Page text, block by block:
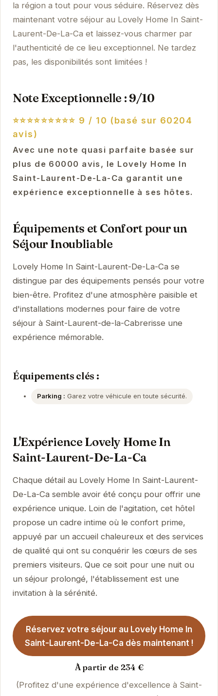
la région a tout pour vous séduire. Réservez dès
maintenant votre séjour au Lovely Home In Saint-
Laurent-De-La-Ca et laissez-vous charmer par
l'authenticité de ce lieu exceptionnel. Ne tardez
pas, les disponibilités sont limitées !
Note Exceptionnelle : 9/10
⭐⭐⭐⭐⭐⭐⭐⭐⭐ 9 / 10 (basé sur 60204
avis)
Avec une note quasi parfaite basée sur
plus de 60000 avis, le Lovely Home In
Saint-Laurent-De-La-Ca garantit une
expérience exceptionnelle à ses hôtes.
Équipements et Confort pour un
Séjour Inoubliable
Lovely Home In Saint-Laurent-De-La-Ca se
distingue par des équipements pensés pour votre
bien-être. Profitez d'une atmosphère paisible et
d'installations modernes pour faire de votre
séjour à Saint-Laurent-de-la-Cabrerisse une
expérience mémorable.
Équipements clés :
Parking : Garez votre véhicule en toute sécurité.
L'Expérience Lovely Home In
Saint-Laurent-De-La-Ca
Chaque détail au Lovely Home In Saint-Laurent-
De-La-Ca semble avoir été conçu pour offrir une
expérience unique. Loin de l'agitation, cet hôtel
propose un cadre intime où le confort prime,
appuyé par un accueil chaleureux et des services
de qualité qui ont su conquérir les cœurs de ses
premiers visiteurs. Que ce soit pour une nuit ou
un séjour prolongé, l'établissement est une
invitation à la sérénité.
Réservez votre séjour au Lovely Home In
Saint-Laurent-De-La-Ca dès maintenant !
À partir de 234 €
(Profitez d'une expérience d'excellence à Saint-